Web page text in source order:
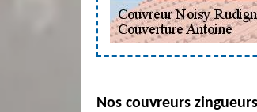
Nos couvreurs